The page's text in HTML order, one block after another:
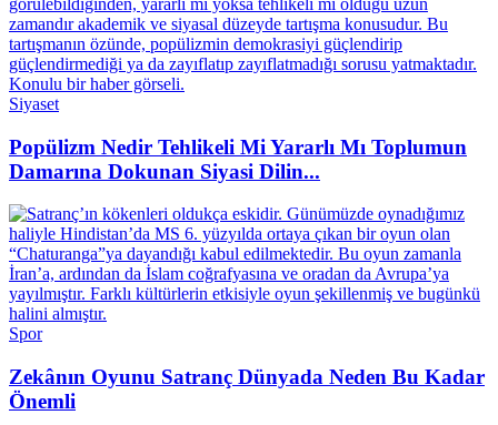
Siyaset
Popülizm Nedir Tehlikeli Mi Yararlı Mı Toplumun
Damarına Dokunan Siyasi Dilin...
Spor
Zekânın Oyunu Satranç Dünyada Neden Bu Kadar
Önemli